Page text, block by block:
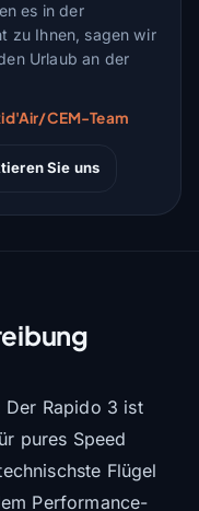
es in der
zu Ihnen, sagen wir
Urlaub an der
CEM-Team
Sie uns
Der Rapido 3 ist
pures Speed
Flügel
Performance-